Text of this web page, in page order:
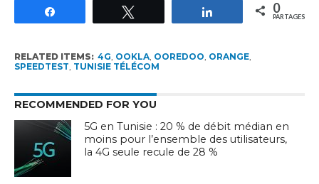
Partagez 0
PARTAGES
RELATED ITEMS: 4G, OOKLA, OOREDOO, ORANGE,
SPEEDTEST, TUNISIE TÉLÉCOM
RECOMMENDED FOR YOU
5G en Tunisie : 20 % de débit médian en
moins pour l’ensemble des utilisateurs,
la 4G seule recule de 28 %